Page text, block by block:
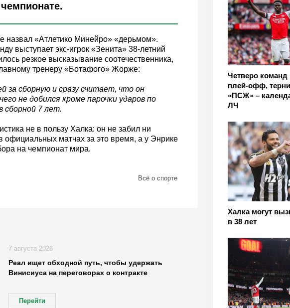
Четверо команд
плей-офф,
«ПСЖ» –
ЛЧ
Халка могут
в 38 лет
назвал «Атлетико Минейро» «дерьмом».
выступает экс-игрок «Зенита» 38-летний
резкое высказывание соотечественника,
тренеру «Ботафого» Жорже:
за сборную и сразу считает, что он
не добился кроме парочки ударов по
сборной 7 лет.
не в пользу Халка: он не забил ни
официальных матчах за это время, а у Энрике
на чемпионат мира.
Всё о спорте
Реал ищет обходной путь, чтобы удержать
Винисиуса на переговорах о контракте
Перейти
7 августа 2026